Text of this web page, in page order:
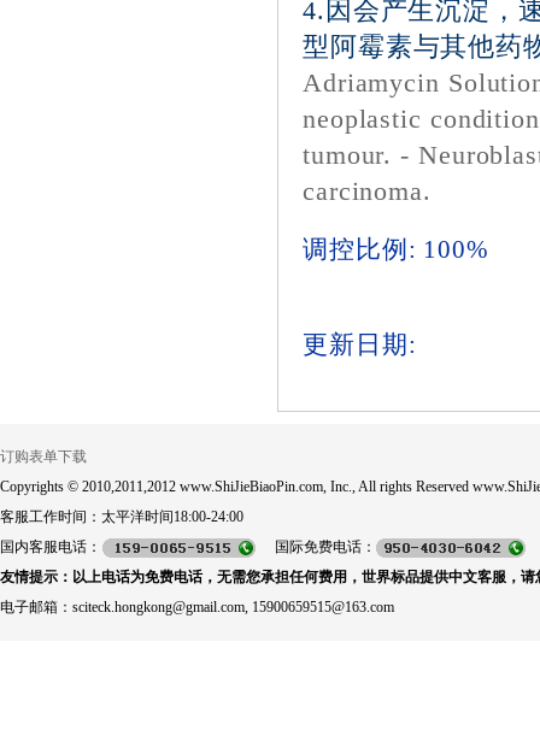
4.因会产生沉淀，
型阿霉素与其他药
Adriamycin
neoplastic
tumour. -
carcinoma.
调控比例: 100%
更新日期:
订购表单下载
Copyrights © 2010,2011,2012 www.ShiJieBiaoPin.com, Inc., All rights Reserved
客服工作时间：太平洋时间18:00-24:00
国内客服电话：
国际免费电话：
友情提示：以上电话为免费电话，无需您承担任何费用，世界标品提供中文客服，请
电子邮箱：sciteck.hongkong@gmail.com, 15900659515@163.com